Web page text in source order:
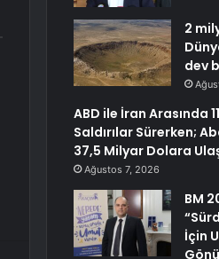
2
dev
ABD ile İran Arasında
Saldırılar Sürerken;
37,5 Milyar Dolara
Ağustos 7, 2026
BM
İçin